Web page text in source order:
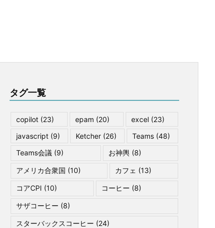
タグ一覧
copilot (23) epam (20) excel(23)
javascript (9) Ketcher (26) Teams (48)
Teams会議 (9) お神輿(8)
アメリカ合衆国 (10) カフェ (13)
コアCPI (10) コーヒー (8)
サザコーヒー (8)
スターバックスコーヒー (24)